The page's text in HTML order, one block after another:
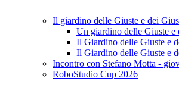
Il giardino delle Giuste e dei
Un giardino delle Giuste
Il Giardino delle Giuste e
Il Giardino delle Giuste e
Incontro con Stefano Motta -
RoboStudio Cup 2026